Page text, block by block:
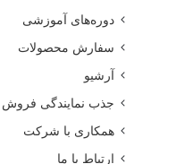
دوره‌های آموزشی
سفارش محصولات
آرشیو
جذب نمایندگی فروش
همکاری با شرکت
ارتباط با ما